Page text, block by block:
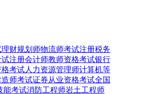
理财规划师物流师考试注册税务
试注册会计师教师资格考试银行
考试人力资源管理师计算机等
师考试证券从业资格考试全国
能考试消防工程师岩土工程师